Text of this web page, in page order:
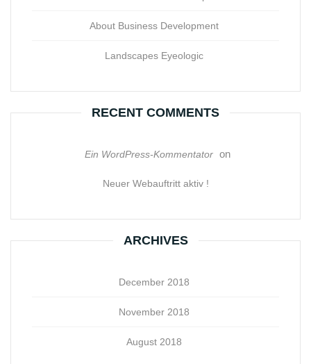
About Business Development
Landscapes Eyeologic
RECENT COMMENTS
Ein WordPress-Kommentator on
Neuer Webauftritt aktiv !
ARCHIVES
December 2018
November 2018
August 2018